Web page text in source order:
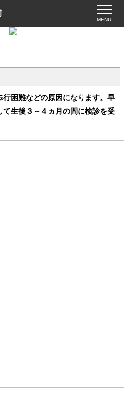
MENU
困難などの原因になります。早
生後３～４ヵ月の間に検診を受